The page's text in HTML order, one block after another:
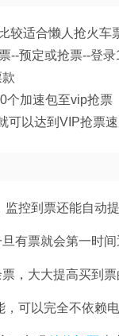
较适合懒人抢火车
--预定或抢票--登
款
个加速包至vip抢票
可以达到VIP抢票
监控到票还能自动提
有票就会第一时间
，大大提高买到票
，可以完全不依赖